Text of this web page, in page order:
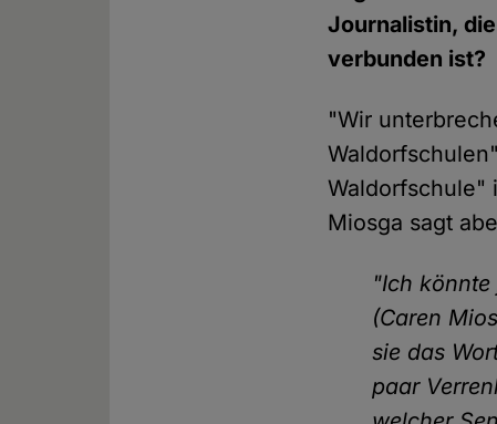
Journalistin,
verbunden ist?
"Wir
Waldorfschule"
Miosga sagt
"Ich
(Caren
sie das
paar